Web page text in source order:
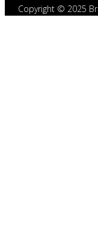
Copyright © 2025